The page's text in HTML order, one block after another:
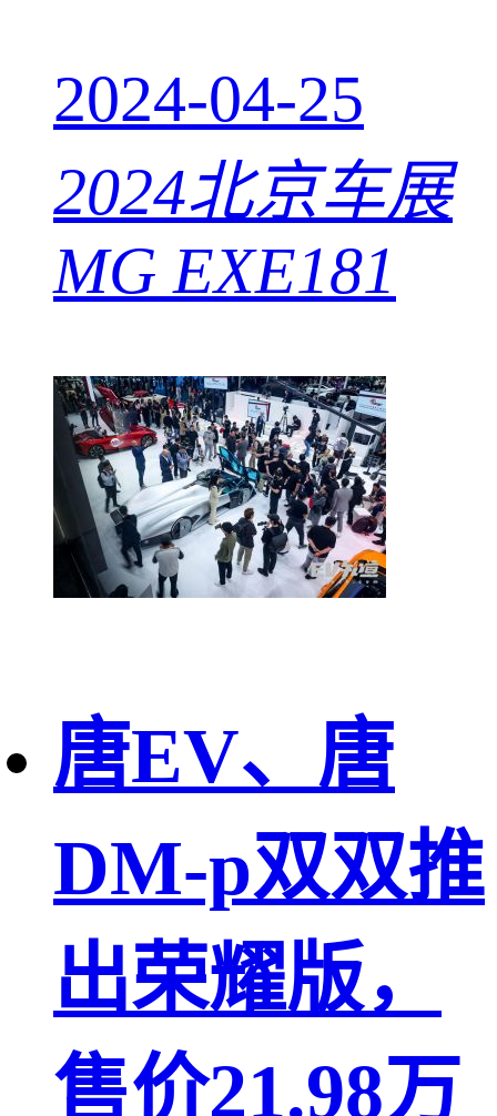
2024-04-25
2024北京车展
MG EXE181
唐EV、唐
DM-p双双推
出荣耀版，
售价21.98万